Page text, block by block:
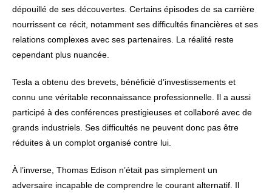
dépouillé de ses découvertes. Certains épisodes de sa carrière
nourrissent ce récit, notamment ses difficultés financières et ses
relations complexes avec ses partenaires. La réalité reste
cependant plus nuancée.
Tesla a obtenu des brevets, bénéficié d’investissements et
connu une véritable reconnaissance professionnelle. Il a aussi
participé à des conférences prestigieuses et collaboré avec de
grands industriels. Ses difficultés ne peuvent donc pas être
réduites à un complot organisé contre lui.
À l’inverse, Thomas Edison n’était pas simplement un
adversaire incapable de comprendre le courant alternatif. Il